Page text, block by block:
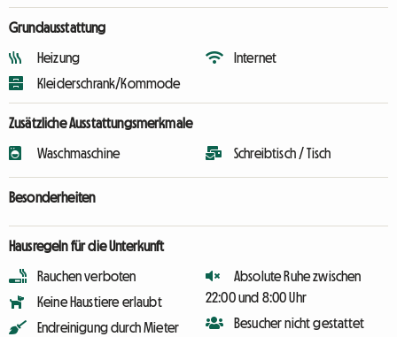
Grundausstattung
Heizung
Kleiderschrank/Kommode
Internet
Zusätzliche Ausstattungsmerkmale
Waschmaschine Schreibtisch / Tisch
Besonderheiten
Hausregeln für die Unterkunft
Rauchen verboten
Keine Haustiere erlaubt
Endreinigung durch Mieter
Absolute Ruhe zwischen
22:00 und 8:00 Uhr
Besucher nicht gestattet